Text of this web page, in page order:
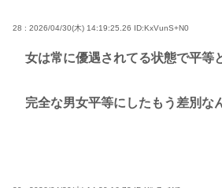
28 : 2026/04/30(木) 14:19:25.26 ID:KxVunS+N0
女は常に優遇されてる状態で平等
完全な男女平等にしたもう差別な